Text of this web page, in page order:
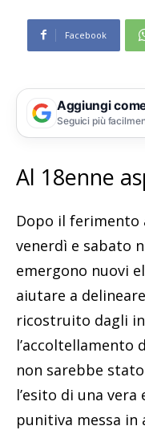
Facebook
Aggiungi
Seguici più
Al 18enne
Dopo il ferimento
venerdì e sabato
emergono nuovi
aiutare a
ricostruito dagli
l’accoltellamento
non sarebbe
l’esito di una
punitiva messa